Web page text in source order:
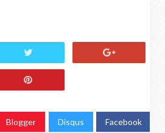
Blogger Disqus Facebook